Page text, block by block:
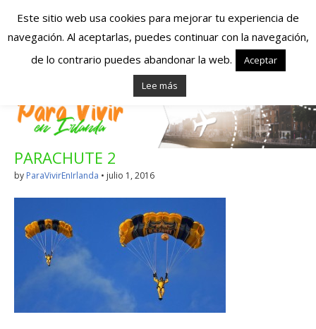
Españoles en
Irlanda – Vivir en
Irlanda – Trabajo
en Irlanda –
Alojamiento en
Irlanda
Blog dedicado a los que viven, estudian y trabajan en
PARACHUTE 2
by ParaVivirEnIrlanda • julio 1, 2016
Este sitio web usa cookies para mejorar tu experiencia de
navegación. Al aceptarlas, puedes continuar con la navegación,
de lo contrario puedes abandonar la web.
Aceptar
Lee más